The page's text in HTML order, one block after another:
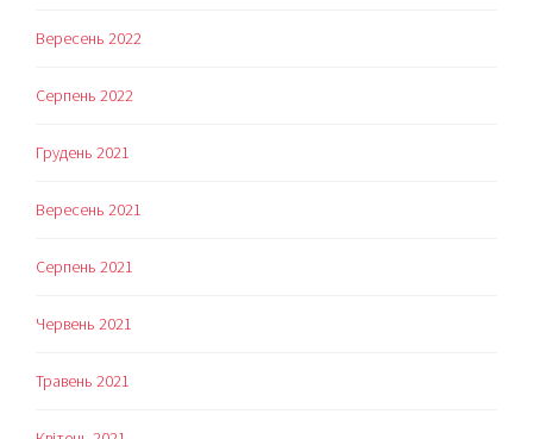
Вересень 2022
Серпень 2022
Грудень 2021
Вересень 2021
Серпень 2021
Червень 2021
Травень 2021